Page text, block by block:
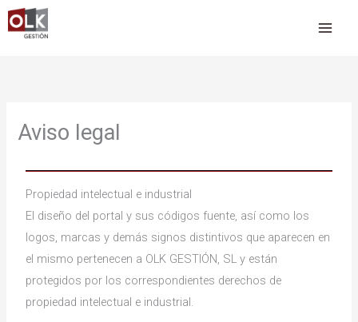
Aviso legal
Propiedad intelectual e industrial
El diseño del portal y sus códigos fuente, así como los
logos, marcas y demás signos distintivos que aparecen en
el mismo pertenecen a OLK GESTIÓN, SL y están
protegidos por los correspondientes derechos de
propiedad intelectual e industrial.